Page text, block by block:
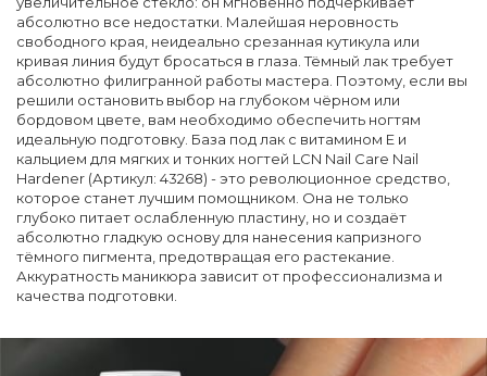
абсолютно все недостатки. Малейшая неровность
свободного края, неидеально срезанная кутикула или
кривая линия будут бросаться в глаза. Тёмный лак требует
абсолютно филигранной работы мастера. Поэтому, если вы
решили остановить выбор на глубоком чёрном или
бордовом цвете, вам необходимо обеспечить ногтям
идеальную подготовку. База под лак с витамином Е и
кальцием для мягких и тонких ногтей LCN Nail Care Nail
Hardener (Артикул: 43268) - это революционное средство,
которое станет лучшим помощником. Она не только
глубоко питает ослабленную пластину, но и создаёт
абсолютно гладкую основу для нанесения капризного
тёмного пигмента, предотвращая его растекание.
Аккуратность маникюра зависит от профессионализма и
качества подготовки.